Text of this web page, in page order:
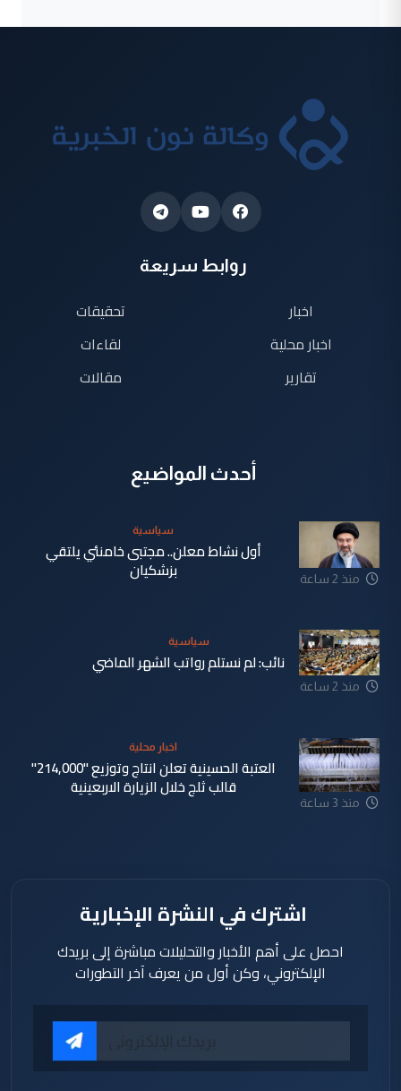
روابط سريعة
اخبار
اخبار محلية
تقارير
تحقيقات
لقاءات
مقالات
أحدث المواضيع
منذ 2 ساعة
سياسية
أول نشاط معلن.. مجتبى خامنئي يلتقي
بزشكيان
منذ 2 ساعة
سياسية
نائب: لم نستلم رواتب الشهر الماضي
منذ 3 ساعة
اخبار محلية
العتبة الحسينية تعلن انتاج وتوزيع "214,000"
قالب ثلج خلال الزيارة الاربعينية
اشترك في النشرة الإخبارية
احصل على أهم الأخبار والتحليلات مباشرة إلى بريدك
الإلكتروني، وكن أول من يعرف آخر التطورات